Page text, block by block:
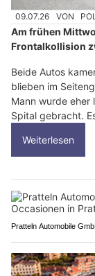
09.07.26 VON
Am frühen
Frontalkollision
Beide Autos
blieben im
Mann wurde
Spital gebracht.
Weiterlesen
Pratteln Automobile